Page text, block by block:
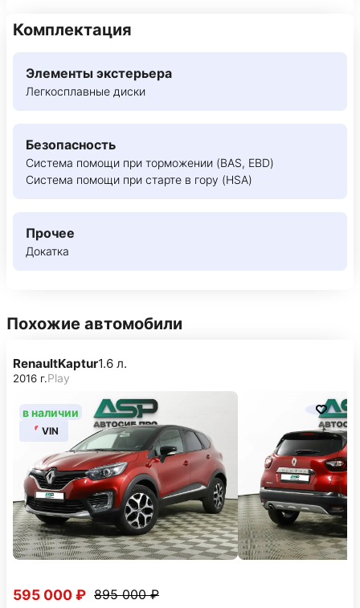
Комплектация
Элементы экстерьера
Легкосплавные диски
Безопасность
Система помощи при торможении (BAS, EBD)
Система помощи при старте в гору (HSA)
Прочее
Докатка
Похожие автомобили
в наличии
VIN
RenaultKaptur1.6 л.
2016 г.Play
595 000 ₽ 895 000 ₽